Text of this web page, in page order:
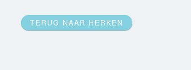
TERUG NAAR HERKEN